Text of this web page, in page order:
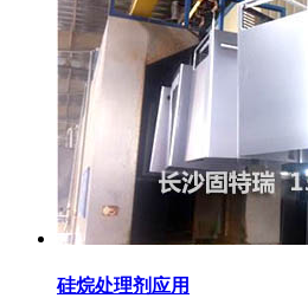
硅烷处理剂应用